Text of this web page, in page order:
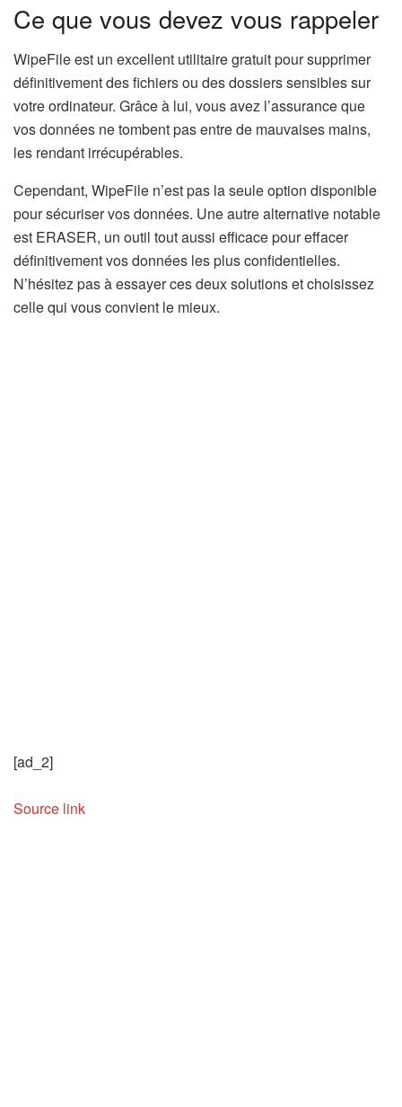
Ce que vous devez vous rappeler
WipeFile est un excellent utilitaire gratuit pour supprimer
définitivement des fichiers ou des dossiers sensibles sur
votre ordinateur. Grâce à lui, vous avez l’assurance que
vos données ne tombent pas entre de mauvaises mains,
les rendant irrécupérables.
Cependant, WipeFile n’est pas la seule option disponible
pour sécuriser vos données. Une autre alternative notable
est ERASER, un outil tout aussi efficace pour effacer
définitivement vos données les plus confidentielles.
N’hésitez pas à essayer ces deux solutions et choisissez
celle qui vous convient le mieux.
[ad_2]
Source link